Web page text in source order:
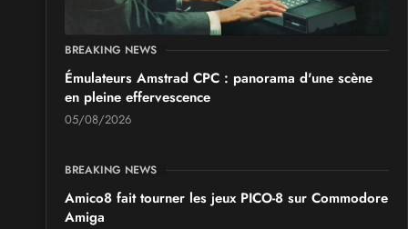
BREAKING NEWS
Émulateurs Amstrad CPC : panorama d'une scène
en pleine effervescence
05/08/2026
BREAKING NEWS
Amico8 fait tourner les jeux PICO-8 sur Commodore
Amiga